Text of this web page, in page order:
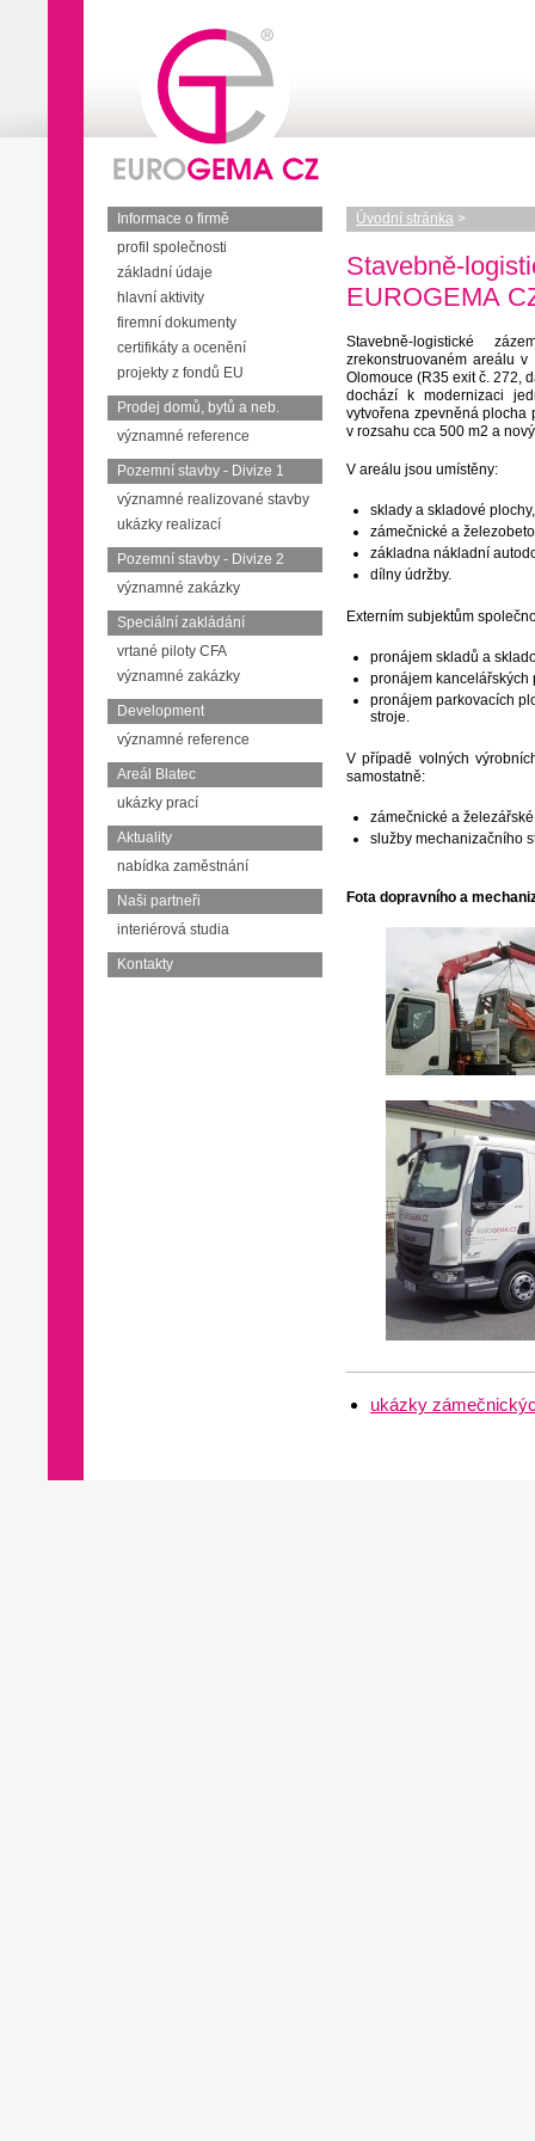
Informace o firmě
profil společnosti
základní údaje
hlavní aktivity
firemní dokumenty
certifikáty a ocenění
projekty z fondů EU
Prodej domů, bytů a neb.
významné reference
Pozemní stavby - Divize 1
významné realizované stavby
ukázky realizací
Pozemní stavby - Divize 2
významné zakázky
Speciální zakládání
vrtané piloty CFA
významné zakázky
Development
významné reference
Areál Blatec
ukázky prací
Aktuality
nabídka zaměstnání
Naši partneři
interiérová studia
Kontakty
Úvodní stránka >
Stavebně-
EUROGEMA
Stavebně-logistické
zrekonstruovaném areálu
Olomouce (R35 exit č. 272,
dochází k modernizaci
vytvořena zpevněná plocha
v rozsahu cca 500 m2 a
V areálu jsou umístěny:
sklady a skladové plochy,
zámečnické a
základna nákladní
dílny údržby.
Externím subjektům
pronájem skladů a
pronájem kancelářských
pronájem parkovacích
stroje.
V případě volných
samostatně:
zámečnické a
služby mechanizačního
Fota dopravního a
ukázky